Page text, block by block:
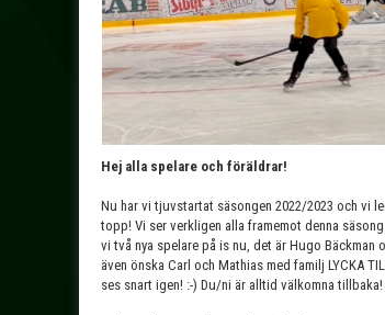
Hej alla spelare och föräldrar!
Nu har vi tjuvstartat säsongen 2022/2023 och vi
topp! Vi ser verkligen alla framemot denna
vi två nya spelare på is nu, det är Hugo Bäckman
även önska Carl och Mathias med familj LYCKA
ses snart igen! :-) Du/ni är alltid välkomna tillbaka!